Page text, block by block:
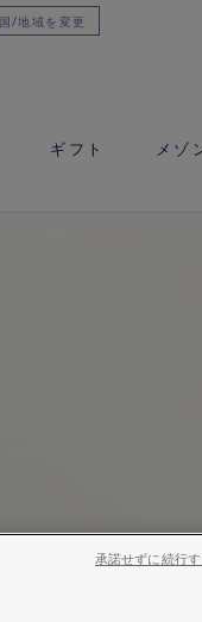
国/地域を変更
ギフト メゾ
承諾せずに続行す